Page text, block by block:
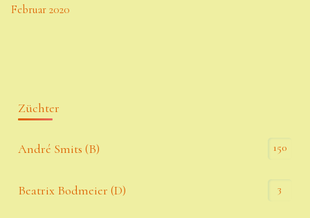
Februar 2020
Züchter
André Smits (B) 150
Beatrix Bodmeier (D) 3